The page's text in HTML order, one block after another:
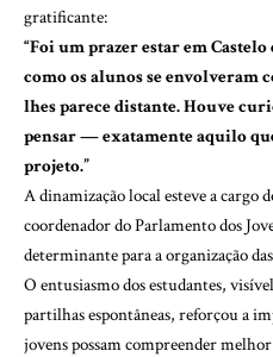
gratificante:
“Foi um prazer estar em
como os alunos se envolveram
lhes parece distante. Houve
pensar — exatamente aquilo
projeto.”
A dinamização local esteve a cargo
coordenador do Parlamento dos
determinante para a organização
O entusiasmo dos estudantes,
partilhas espontâneas, reforçou a
jovens possam compreender